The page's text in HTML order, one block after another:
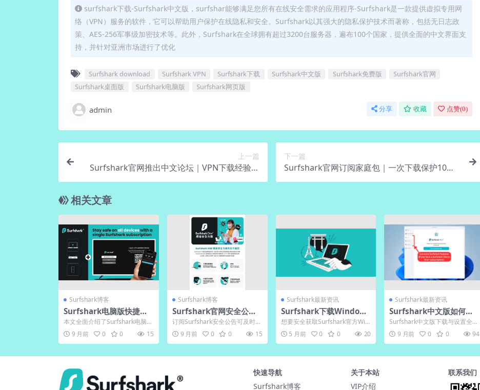
surfshark下载-Surfshark中文版，surfshar能够满足您所有在线安全需求的应用程序-Surfshark是一款提供虚拟专用网
络（VPN）服务的软件，它可以帮助用户保护在线隐私和安全。Surfshark以其强大的隐私保护技术而著称，包括无日志政
策、AES-256军事级加密技术等。此外，Surfshark在全球拥有超过3200台服务器，遍布100个国家，提供全面的中文界面支
持，并针对亚洲市场进行了优化
Surfshark download Surfshark VPN Surfshark下载 Surfshark中文版 Surfshark免费版
Surfshark官网
Surfshark桌面版
Surfshark电脑版 Surfshark网页版
admin 分享 收藏 点赞(0)
上一篇
Surfshark官网推出中文论坛｜VPN下载经验交
流
下一篇
Surfshark官网订阅家庭包｜一次下载保护10台
设备
相关文章
Surfshark博客
Surfshark电脑版快捷键
汇总｜中文版效率翻倍
本文全面介绍了Surfshark电脑版
的使用技巧与功能特点，包括正
确下载官方版本...
9 月前 0 0 15
Surfshark博客
Surfshark官网安全公告
订阅｜下载漏洞提醒邮件
订阅Surfshark安全公告可及时获
取漏洞提醒与防护措施，有效防
范数据泄露风险...
9 月前 0 0 15
Surfshark最新资讯
Surfshark下载Windows
版64位系统安装包获取
想要安全获取Surfshark官方Win
dows 64位安装包？最可靠的途
径是直...
5 月前 0 0 20
Surfshark最新资讯
Surfshark中文版如何切
换繁体界面？
Surfshark中文版下载与设置全攻
略，详解从官方渠道安全安装到
界面语言自由切...
9 月前 0 0 94
快速导航
Surfshark博客
关于本站
VIP介绍
联系我们